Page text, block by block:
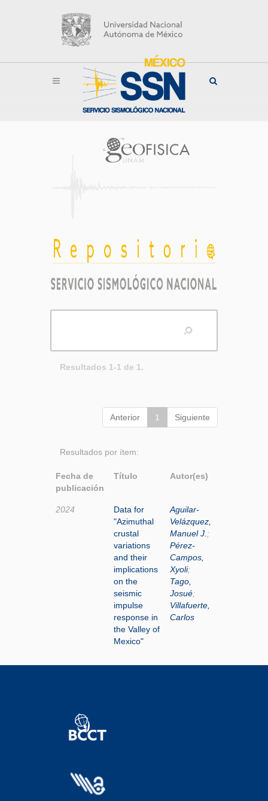
Resultados 1-1 de 1.
Anterior 1 Siguiente
Resultados por ítem:
Fecha de
publicación
Título Autor(es)
2024
Data for
"Azimuthal
crustal
variations
and their
implications
on the
seismic
impulse
response in
the Valley of
Mexico"
Aguilar-
Velázquez,
Manuel J. ;
Pérez-
Campos,
Xyoli;
Tago,
Josué;
Villafuerte,
Carlos